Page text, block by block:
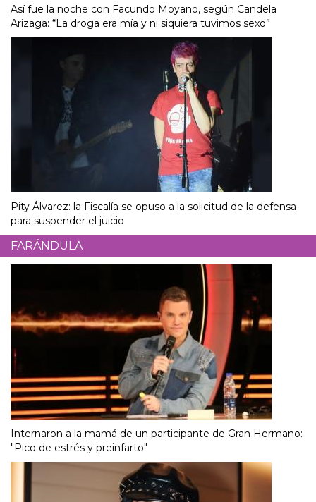
Así fue la noche con Facundo Moyano, según Candela
Arizaga: “La droga era mía y ni siquiera tuvimos sexo”
Pity Álvarez: la Fiscalía se opuso a la solicitud de la defensa
para suspender el juicio
FARÁNDULA
Internaron a la mamá de un participante de Gran Hermano:
"Pico de estrés y preinfarto"